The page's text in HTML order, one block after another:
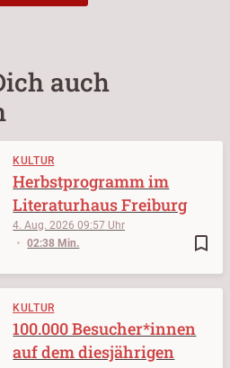
auch
KULTUR
bookmark_border
4. Aug. 202609:57
02:38 Min.
Herbstprogramm im
Literaturhaus Freiburg
KULTUR
100.000 Besucher*innen
auf dem diesjährigen